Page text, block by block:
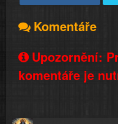
Komentáře
Upozornění:
komentáře je